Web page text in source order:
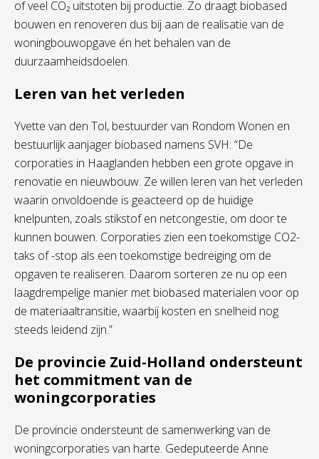
of veel CO₂ uitstoten bij productie. Zo draagt biobased
bouwen en renoveren dus bij aan de realisatie van de
woningbouwopgave én het behalen van de
duurzaamheidsdoelen.
Leren van het verleden
Yvette van den Tol, bestuurder van Rondom Wonen en
bestuurlijk aanjager biobased namens SVH: “De
corporaties in Haaglanden hebben een grote opgave in
renovatie en nieuwbouw. Ze willen leren van het verleden
waarin onvoldoende is geacteerd op de huidige
knelpunten, zoals stikstof en netcongestie, om door te
kunnen bouwen. Corporaties zien een toekomstige CO2-
taks of -stop als een toekomstige bedreiging om de
opgaven te realiseren. Daarom sorteren ze nu op een
laagdrempelige manier met biobased materialen voor op
de materiaaltransitie, waarbij kosten en snelheid nog
steeds leidend zijn.”
De provincie Zuid-Holland ondersteunt
het commitment van de
woningcorporaties
De provincie ondersteunt de samenwerking van de
woningcorporaties van harte. Gedeputeerde Anne